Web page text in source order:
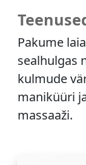
Pakume
sealhulgas
kulmude
maniküüri
massaaži.